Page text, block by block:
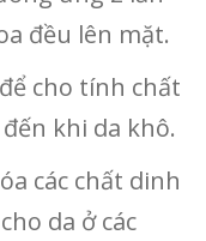
đều lên mặt.
cho tính chất
khi da khô.
các chất dinh
da ở các